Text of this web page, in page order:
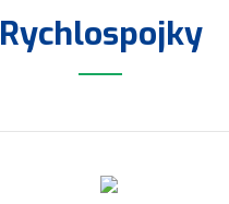
Rychlospojky